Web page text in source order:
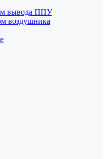
вывода ППУ
воздушника